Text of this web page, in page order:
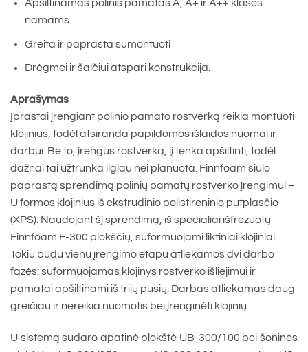
Apšiltinamas polinis pamatas A, A+ ir A++ klasės
namams.
Greita ir paprasta sumontuoti
Drėgmei ir šalčiui atspari konstrukcija.
Aprašymas
Įprastai įrengiant polinio pamato rostverką reikia montuoti
klojinius, todėl atsiranda papildomos išlaidos nuomai ir
darbui. Be to, įrengus rostverką, jį tenka apšiltinti, todėl
dažnai tai užtrunka ilgiau nei planuota. Finnfoam siūlo
paprastą sprendimą polinių pamatų rostverko įrengimui –
U formos klojinius iš ekstrudinio polistireninio putplasčio
(XPS). Naudojant šį sprendimą, iš specialiai išfrezuotų
Finnfoam F-300 plokščių, suformuojami liktiniai klojiniai.
Tokiu būdu vienu įrengimo etapu atliekamos dvi darbo
fazės: suformuojamas klojinys rostverko išliejimui ir
pamatai apšiltinami iš trijų pusių. Darbas atliekamas daug
greičiau ir nereikia nuomotis bei įrenginėti klojinių.
U sistemą sudaro apatinė plokštė UB-300/100 bei šoninės